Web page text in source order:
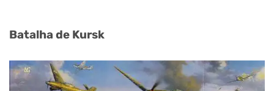
Batalha de Kursk